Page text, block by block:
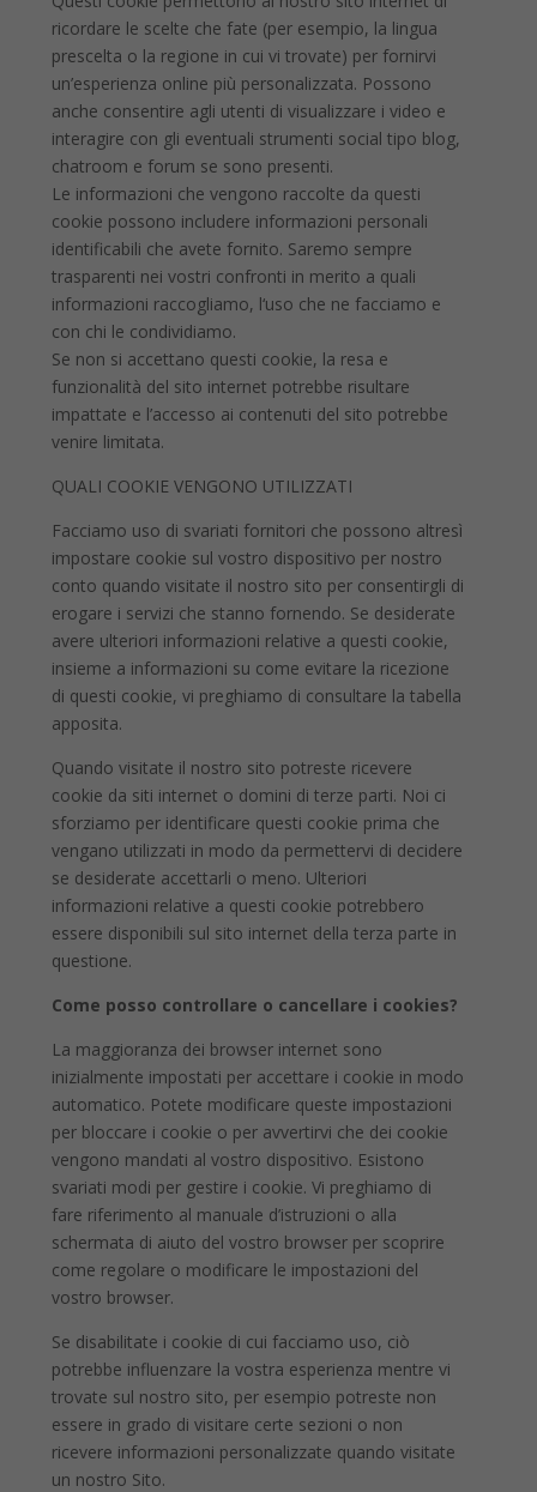
ricordare le scelte che fate (per esempio, la lingua
prescelta o la regione in cui vi trovate) per fornirvi
un’esperienza online più personalizzata. Possono
anche consentire agli utenti di visualizzare i video e
interagire con gli eventuali strumenti social tipo blog,
chatroom e forum se sono presenti.
Le informazioni che vengono raccolte da questi
cookie possono includere informazioni personali
identificabili che avete fornito. Saremo sempre
trasparenti nei vostri confronti in merito a quali
informazioni raccogliamo, l‘uso che ne facciamo e
con chi le condividiamo.
Se non si accettano questi cookie, la resa e
funzionalità del sito internet potrebbe risultare
impattate e l’accesso ai contenuti del sito potrebbe
venire limitata.
QUALI COOKIE VENGONO UTILIZZATI
Facciamo uso di svariati fornitori che possono altresì
impostare cookie sul vostro dispositivo per nostro
conto quando visitate il nostro sito per consentirgli di
erogare i servizi che stanno fornendo. Se desiderate
avere ulteriori informazioni relative a questi cookie,
insieme a informazioni su come evitare la ricezione
di questi cookie, vi preghiamo di consultare la tabella
apposita.
Quando visitate il nostro sito potreste ricevere
cookie da siti internet o domini di terze parti. Noi ci
sforziamo per identificare questi cookie prima che
vengano utilizzati in modo da permettervi di decidere
se desiderate accettarli o meno. Ulteriori
informazioni relative a questi cookie potrebbero
essere disponibili sul sito internet della terza parte in
questione.
Come posso controllare o cancellare i cookies?
La maggioranza dei browser internet sono
inizialmente impostati per accettare i cookie in modo
automatico. Potete modificare queste impostazioni
per bloccare i cookie o per avvertirvi che dei cookie
vengono mandati al vostro dispositivo. Esistono
svariati modi per gestire i cookie. Vi preghiamo di
fare riferimento al manuale d’istruzioni o alla
schermata di aiuto del vostro browser per scoprire
come regolare o modificare le impostazioni del
vostro browser.
Se disabilitate i cookie di cui facciamo uso, ciò
potrebbe influenzare la vostra esperienza mentre vi
trovate sul nostro sito, per esempio potreste non
essere in grado di visitare certe sezioni o non
ricevere informazioni personalizzate quando visitate
un nostro Sito.